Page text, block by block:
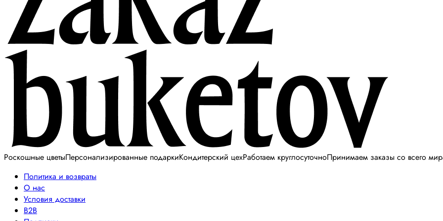
Роскошные цветыПерсонализированные подаркиКондитерский цехРаботаем круглосуточноПринимаем заказы со всего
Политика и возвраты
О нас
Условия доставки
B2B